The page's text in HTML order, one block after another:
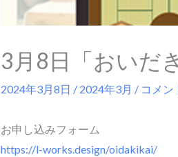
3月8日「おいだ
2024年3月8日 / 2024年3月 / コメン
お申し込みフォーム
https://l-works.design/oidakikai/